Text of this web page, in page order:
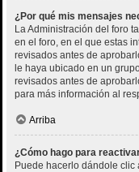
¿Por qué mis mensajes
La Administración del foro
en el foro, en el que estas
revisados antes de
le haya ubicado en un
revisados antes de
para más información al
Arriba
¿Cómo hago para
Puede hacerlo dándole